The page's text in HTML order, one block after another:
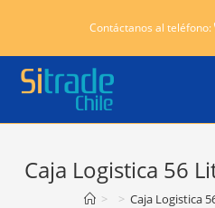
contenido
Contáctanos al teléfono:
Caja Logistica 56
> > Caja Logistica